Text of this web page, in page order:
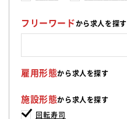
フリーワードから求人を探す
雇用形態から求人を探す
施設形態から求人を探す
回転寿司